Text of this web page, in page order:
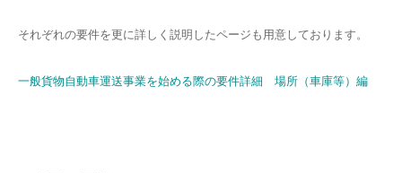
それぞれの要件を更に詳しく説明したページも用意しております。
一般貨物自動車運送事業を始める際の要件詳細 場所（車庫等）編